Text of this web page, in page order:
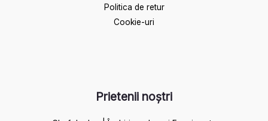
Politica de retur
Cookie-uri
Prietenii noștri